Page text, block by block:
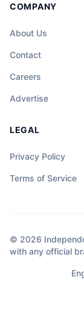
COMPANY
About Us
Contact
Careers
Advertise
LEGAL
Privacy Policy
Terms of Service
© 2026
with any official